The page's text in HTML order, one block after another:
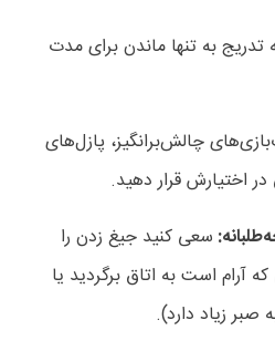
تدریج به تنها ماندن برای مدت
چالش‌برانگیز، پازل‌های
اختیارش قرار دهید.
سعی کنید جیغ زدن را
آرام است به اتاق برگردید یا
صبر زیاد دارد).